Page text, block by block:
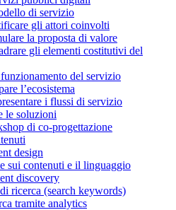
di servizio
gli attori coinvolti
la proposta di valore
gli elementi costitutivi del
del servizio
l’ecosistema
i flussi di servizio
le soluzioni
di co-progettazione
design
sui contenuti e il linguaggio
discovery
ricerca (search keywords)
tramite analytics